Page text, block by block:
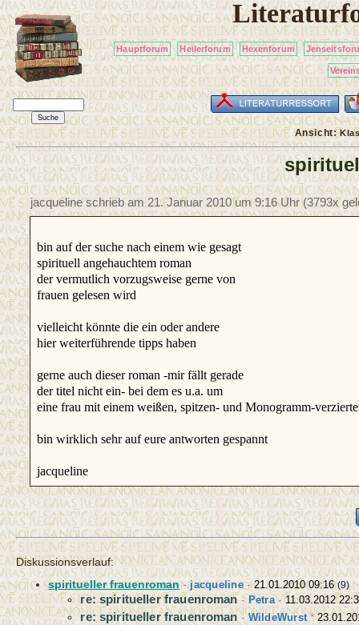
Hauptforum Heilerforum Hexenforum
Ansicht:
jacqueline schrieb am21. Januar 2010 um 9:16 Uhr(3793x
bin auf der suche nach einem wie gesagt
spirituell angehauchtem roman
der vermutlich vorzugsweise gerne von
frauen gelesen wird
vielleicht könnte die ein oder andere
hier weiterführende tipps haben
gerne auch dieser roman -mir fällt gerade
der titel nicht ein- bei dem es u.a. um
eine frau mit einem weißen, spitzen- und Monogramm-
bin wirklich sehr auf eure antworten gespannt
jacqueline
Diskussionsverlauf:
spiritueller frauenroman -jacqueline- 21.01.2010 09:16 (9)
re: spiritueller frauenroman- Petra-11.03.2012
re: spiritueller frauenroman-WildeWurst*